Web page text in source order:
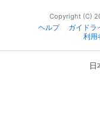
Copyright (C)
ヘルプ
ガイドラ
利用
日